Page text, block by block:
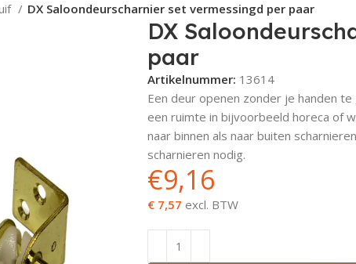
DX Saloondeurscharnier set vermessingd per paar
DX
paar
Artikelnummer: 13614
Een deur openen zonder je handen
een ruimte in bijvoorbeeld horeca of
naar binnen als naar buiten
scharnieren nodig.
€9,16
€ 7,57 excl. BTW